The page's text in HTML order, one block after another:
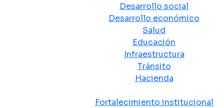
Desarrollo social
Desarrollo económico
Salud
Educación
Infraestructura
Tránsito
Hacienda
Fortalecimiento institucional